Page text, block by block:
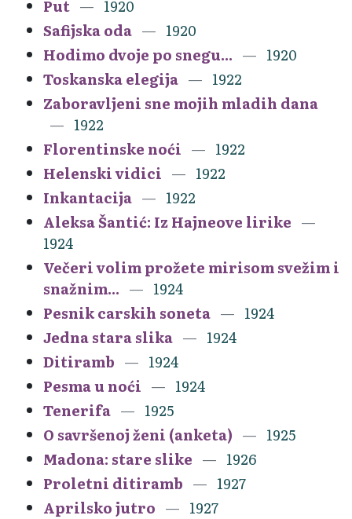
Put
1920
Safijska oda
1920
Hodimo dvoje po snegu...
1920
Toskanska elegija
1922
Zaboravljeni sne mojih mladih dana
1922
Florentinske noći
1922
Helenski vidici
1922
Inkantacija
1922
Aleksa Šantić: Iz Hajneove lirike
1924
Večeri volim prožete mirisom svežim i
snažnim...
1924
Pesnik carskih soneta
1924
Jedna stara slika
1924
Ditiramb
1924
Pesma u noći
1924
Tenerifa
1925
O savršenoj ženi (anketa)
1925
Madona: stare slike
1926
Proletni ditiramb
1927
Aprilsko jutro
1927